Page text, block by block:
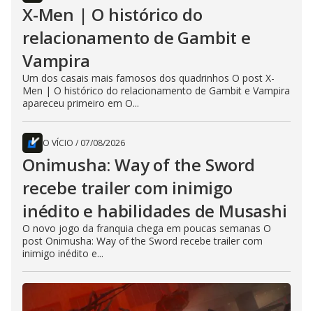
X-Men | O histórico do
relacionamento de Gambit e
Vampira
Um dos casais mais famosos dos quadrinhos O post X-
Men | O histórico do relacionamento de Gambit e Vampira
apareceu primeiro em O...
O VÍCIO / 07/08/2026
Onimusha: Way of the Sword
recebe trailer com inimigo
inédito e habilidades de Musashi
O novo jogo da franquia chega em poucas semanas O
post Onimusha: Way of the Sword recebe trailer com
inimigo inédito e...